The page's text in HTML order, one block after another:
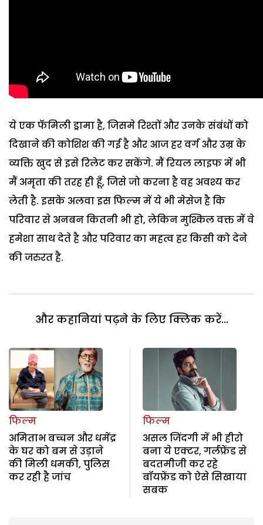
ये एक फॅमिली ड्रामा है, जिसमे रिश्तों और उनके संबंधों को
दिखाने की कोशिश की गई है और आज हर वर्ग और उम्र के
व्यक्ति खुद से इसे रिलेट कर सकेंगे. मैं रियल लाइफ में भी
मैं अमृता की तरह ही हूँ, जिसे जो करना है वह अवश्य कर
लेती है. इसके अलवा इस फिल्म में ये भी मेसेज है कि
परिवार से अनबन कितनी भी हो, लेकिन मुश्किल वक्त में वे
हमेशा साथ देते है और परिवार का महत्व हर किसी को देने
की जरुरत है.
और कहानियां पढ़ने के लिए क्लिक करें...
फिल्म
अमिताभ बच्चन और धमेंद्र
के घर को बम से उड़ाने
की मिली धमकी, पुलिस
कर रही है जांच
फिल्म
असल जिंदगी में भी हीरो
बना ये एक्टर, गर्लफ्रेंड से
बदतमीजी कर रहे
बॉयफ्रेंड को ऐसे सिखाया
सबक